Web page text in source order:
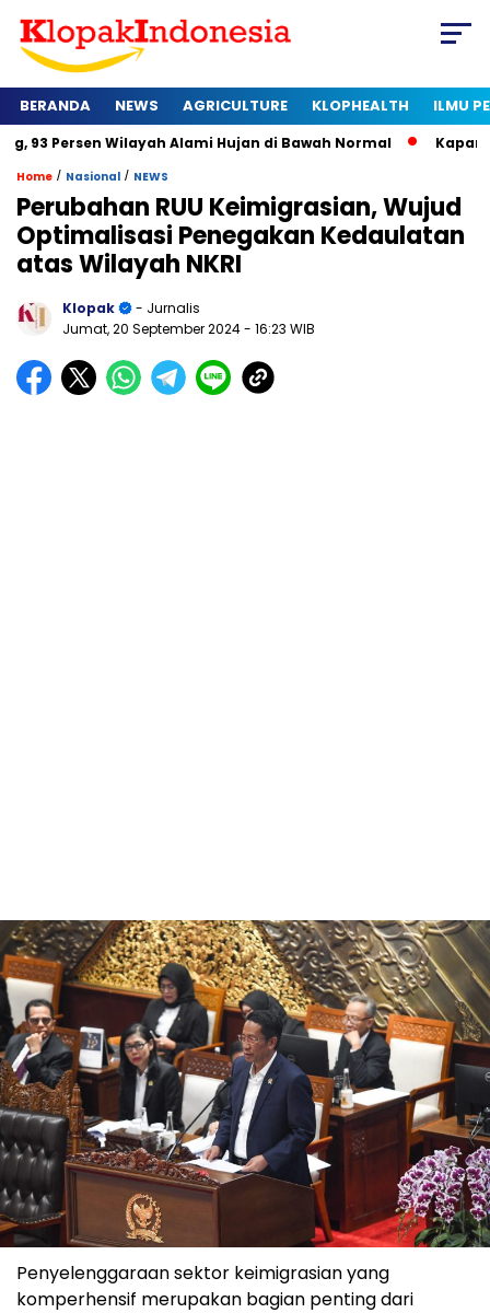
BERANDA NEWS AGRICULTURE KLOPHEALTH ILMU
Wilayah Alami Hujan di Bawah Normal Kapan Sertifikat
Home / Nasional / NEWS
Perubahan RUU Keimigrasian, Wujud
Optimalisasi Penegakan Kedaulatan
atas Wilayah NKRI
Klopak
- Jurnalis
Jumat, 20 September 2024- 16:23 WIB
Penyelenggaraan sektor keimigrasian yang
komperhensif merupakan bagian penting dari